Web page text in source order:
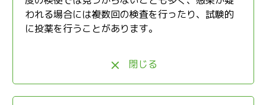
われる場合には複数回の検査を行ったり、試験的
に投薬を行うことがあります。
閉じる